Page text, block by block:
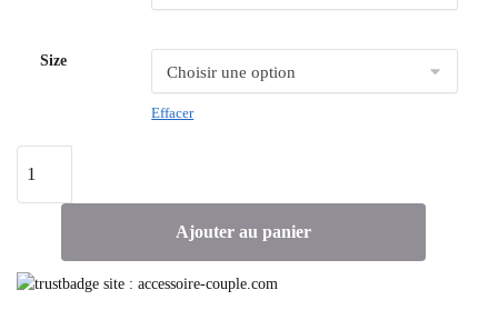
Size
Effacer
Ajouter au panier